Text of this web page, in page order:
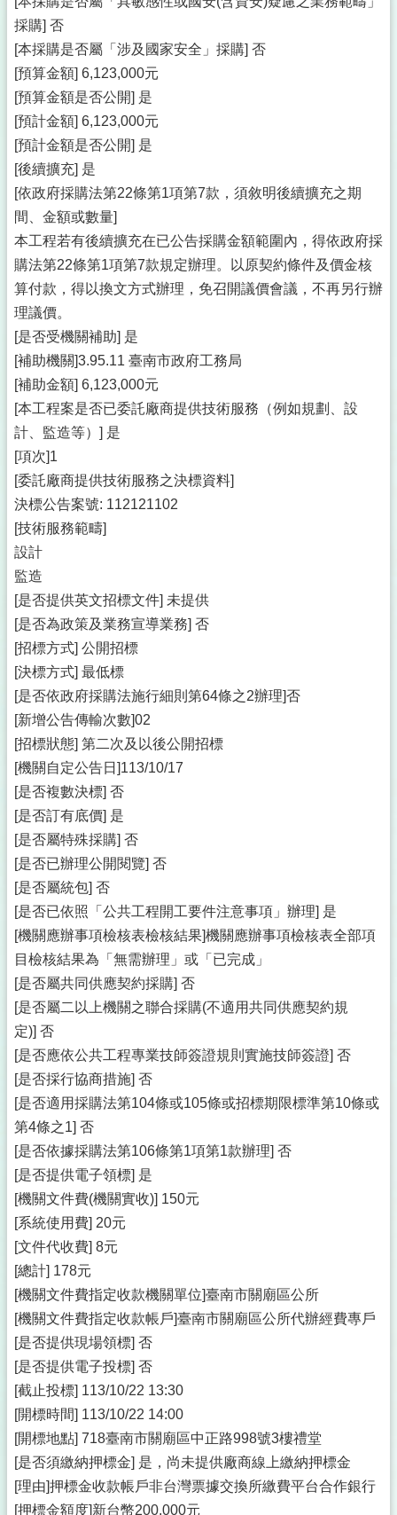
採購] 否
[本採購是否屬「涉及國家安全」採購] 否
[預算金額] 6,123,000元
[預算金額是否公開] 是
[預計金額] 6,123,000元
[預計金額是否公開] 是
[後續擴充] 是
[依政府採購法第22條第1項第7款，須敘明後續擴充之期
間、金額或數量]
本工程若有後續擴充在已公告採購金額範圍內，得依政府採
購法第22條第1項第7款規定辦理。以原契約條件及價金核
算付款，得以換文方式辦理，免召開議價會議，不再另行辦
理議價。
[是否受機關補助] 是
[補助機關]3.95.11 臺南市政府工務局
[補助金額] 6,123,000元
[本工程案是否已委託廠商提供技術服務（例如規劃、設
計、監造等）] 是
[項次]1
[委託廠商提供技術服務之決標資料]
決標公告案號: 112121102
[技術服務範疇]
設計
監造
[是否提供英文招標文件] 未提供
[是否為政策及業務宣導業務] 否
[招標方式] 公開招標
[決標方式] 最低標
[是否依政府採購法施行細則第64條之2辦理]否
[新增公告傳輸次數]02
[招標狀態] 第二次及以後公開招標
[機關自定公告日]113/10/17
[是否複數決標] 否
[是否訂有底價] 是
[是否屬特殊採購] 否
[是否已辦理公開閱覽] 否
[是否屬統包] 否
[是否已依照「公共工程開工要件注意事項」辦理] 是
[機關應辦事項檢核表檢核結果]機關應辦事項檢核表全部項
目檢核結果為「無需辦理」或「已完成」
[是否屬共同供應契約採購] 否
[是否屬二以上機關之聯合採購(不適用共同供應契約規
定)] 否
[是否應依公共工程專業技師簽證規則實施技師簽證] 否
[是否採行協商措施] 否
[是否適用採購法第104條或105條或招標期限標準第10條或
第4條之1] 否
[是否依據採購法第106條第1項第1款辦理] 否
[是否提供電子領標] 是
[機關文件費(機關實收)] 150元
[系統使用費] 20元
[文件代收費] 8元
[總計] 178元
[機關文件費指定收款機關單位]臺南市關廟區公所
[機關文件費指定收款帳戶]臺南市關廟區公所代辦經費專戶
[是否提供現場領標] 否
[是否提供電子投標] 否
[截止投標] 113/10/22 13:30
[開標時間] 113/10/22 14:00
[開標地點] 718臺南市關廟區中正路998號3樓禮堂
[是否須繳納押標金] 是，尚未提供廠商線上繳納押標金
[理由]押標金收款帳戶非台灣票據交換所繳費平台合作銀行
[押標金額度]新台幣200,000元